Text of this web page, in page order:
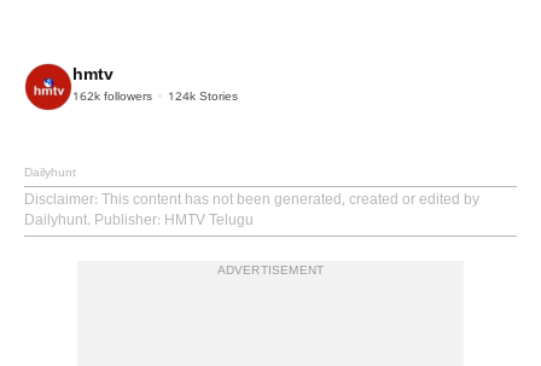
hmtv
162k followers 124k Stories
Dailyhunt
Disclaimer: This content has not been generated, created or edited by
Dailyhunt. Publisher: HMTV Telugu
ADVERTISEMENT